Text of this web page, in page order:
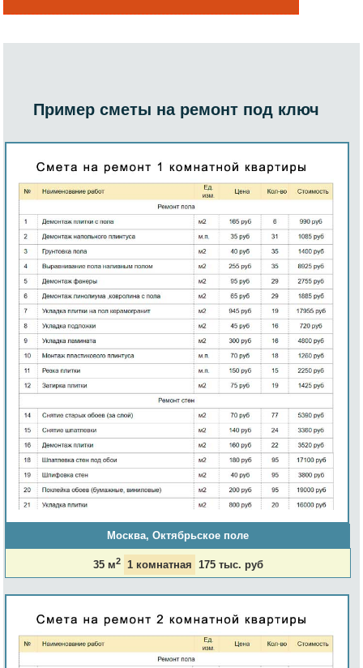
Пример сметы на ремонт под ключ
Москва, Октябрьское поле
35 м2 1 комнатная 175 тыс. руб